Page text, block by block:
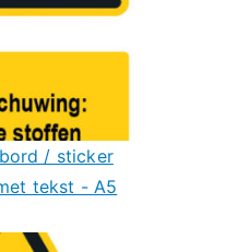
/ sticker
tekst - A5